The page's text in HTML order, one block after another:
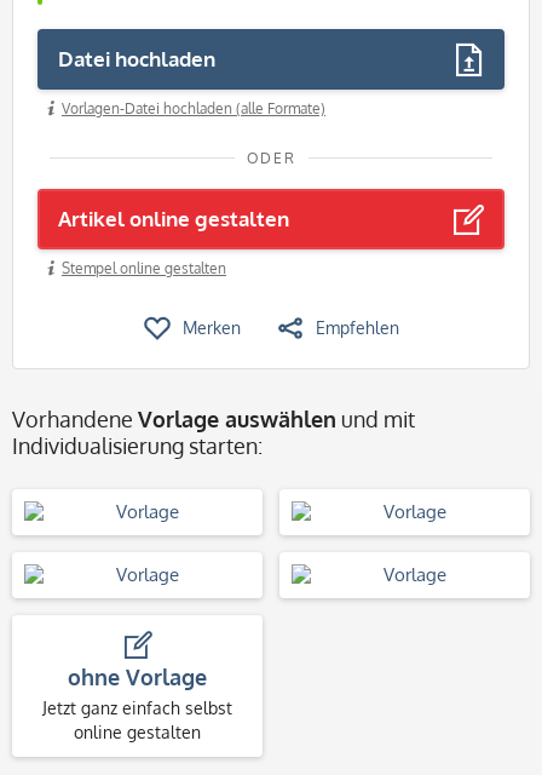
Datei hochladen
Vorlagen-Datei hochladen (alle Formate)
ODER
Artikel online gestalten
Stempel online gestalten
Merken Empfehlen
Vorhandene Vorlage auswählen und mit
Individualisierung starten:
ohne Vorlage
Jetzt ganz einfach selbst
online gestalten